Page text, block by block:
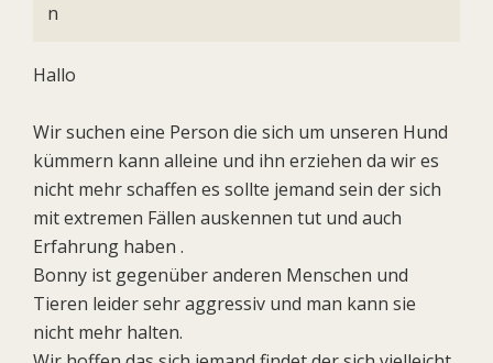
n
Hallo
Wir suchen eine Person die sich um unseren Hund
kümmern kann alleine und ihn erziehen da wir es
nicht mehr schaffen es sollte jemand sein der sich
mit extremen Fällen auskennen tut und auch
Erfahrung haben .
Bonny ist gegenüber anderen Menschen und
Tieren leider sehr aggressiv und man kann sie
nicht mehr halten.